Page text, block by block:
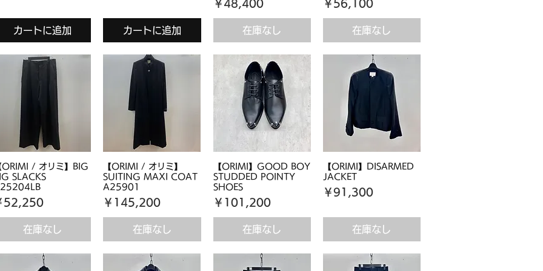
カートに追加 カートに追加
価格
￥48,400
在庫なし
価格
￥56,100
在庫なし
ORIMI / オリミ】BIG
SLACKS
格
52,250
在庫なし
【ORIMI / オリミ】
SUITING MAXI COAT
A25901
価格
￥145,200
在庫なし
【ORIMI】GOOD BOY
STUDDED POINTY
SHOES
価格
￥101,200
在庫なし
【ORIMI】DISARMED
JACKET
価格
￥91,300
在庫なし